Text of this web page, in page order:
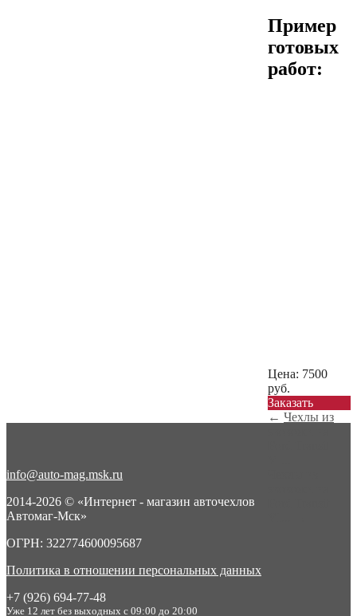
Пример
готовых
работ:
Цена: 7500
руб.
Заказать
← Чехлы из
info@auto-mag.msk.ru
2014-2026 © «Интернет - магазин авточехлов
Автомаг-Мск»
ОГРН: 322774600095687
Политика в отношении персональных данных
+7 (926) 694-77-48
Уже 12 лет без выходных с 09:00 до 20:00